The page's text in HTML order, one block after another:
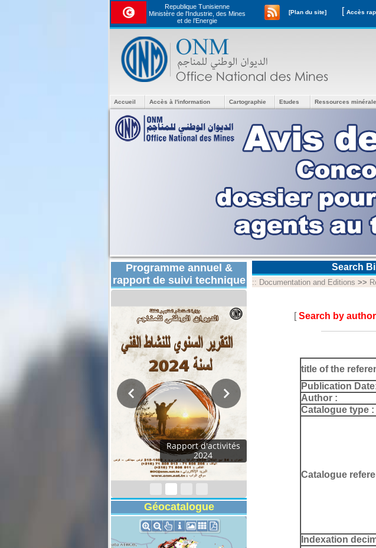
Republique Tunisienne
Ministère de l'Industrie, des Mines
et de l’Energie
[Plan du site] [
Accueil Accès à l'information Cartographie Etudes Ressources
Programme annuel &
rapport de suivi technique
Géocatalogue
Search
:: Documentation and Editions >>
[Search by author
title of the
Publication
Author :
Catalogue type :
Catalogue
Indexation